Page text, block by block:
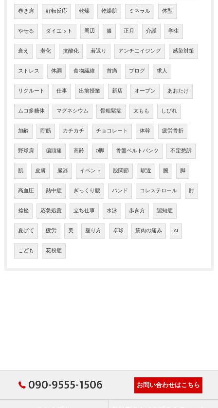
巻き肩 好転反応 乾燥 乾燥肌 ミネラル 体型
やせる ダイエット 周辺 膝 正月 介護 学生
衰え 老化 抗酸化 若返り アンチエイジング 感染対策
ストレス 体調 食物繊維 首痛 ブログ 求人
リクルート 仕事 出前授業 新店 オープン あおたけ
ムコ多糖体 マグネシウム 骨粗鬆症 太もも しびれ
加齢 貯筋 カチカチ チョコレート 体幹 疲労骨折
野球肩 偏頭痛 高齢 O脚 骨盤ベルトパンツ 不定愁訴
肌 皮膚 臓器 イベント 股関節 駅近 腕 脚
高血圧 熱中症 ぎっくり腰 バンド コレステロール 肘
捻挫 応急処置 立ち仕事 水泳 歩き方 認知症
夏ばて 疲労 美 座り方 卓球 筋肉の痛み AI
こども 花粉症
090-9555-1506 お問い合わせはこちら